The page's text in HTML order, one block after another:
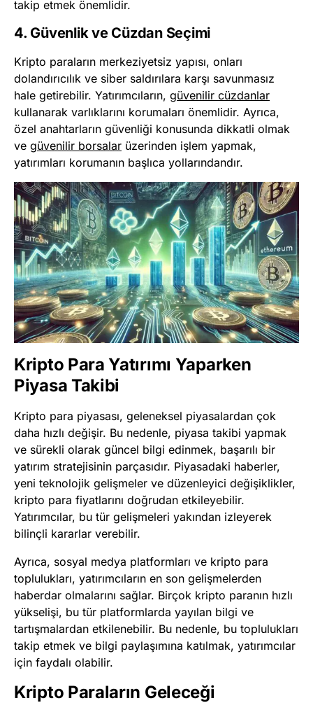
takip etmek önemlidir.
4. Güvenlik ve Cüzdan Seçimi
Kripto paraların merkeziyetsiz yapısı, onları
dolandırıcılık ve siber saldırılara karşı savunmasız
hale getirebilir. Yatırımcıların, güvenilir cüzdanlar
kullanarak varlıklarını korumaları önemlidir. Ayrıca,
özel anahtarların güvenliği konusunda dikkatli olmak
ve güvenilir borsalar üzerinden işlem yapmak,
yatırımları korumanın başlıca yollarındandır.
Kripto Para Yatırımı Yaparken
Piyasa Takibi
Kripto para piyasası, geleneksel piyasalardan çok
daha hızlı değişir. Bu nedenle, piyasa takibi yapmak
ve sürekli olarak güncel bilgi edinmek, başarılı bir
yatırım stratejisinin parçasıdır. Piyasadaki haberler,
yeni teknolojik gelişmeler ve düzenleyici değişiklikler,
kripto para fiyatlarını doğrudan etkileyebilir.
Yatırımcılar, bu tür gelişmeleri yakından izleyerek
bilinçli kararlar verebilir.
Ayrıca, sosyal medya platformları ve kripto para
toplulukları, yatırımcıların en son gelişmelerden
haberdar olmalarını sağlar. Birçok kripto paranın hızlı
yükselişi, bu tür platformlarda yayılan bilgi ve
tartışmalardan etkilenebilir. Bu nedenle, bu toplulukları
takip etmek ve bilgi paylaşımına katılmak, yatırımcılar
için faydalı olabilir.
Kripto Paraların Geleceği